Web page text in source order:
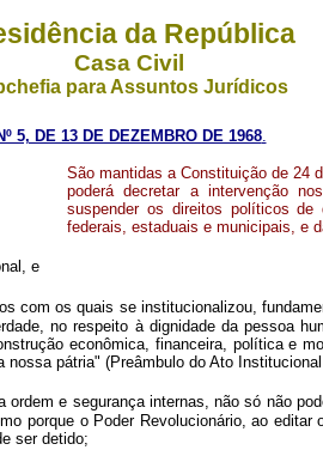
da República
Casa Civil
para Assuntos Jurídicos
5, DE 13 DE DEZEMBRO DE 1968.
São mantidas a Constituição de 24
poderá decretar a intervenção
suspender os direitos políticos
federais, estaduais e municipais, e
e
com os quais se institucionalizou,
no respeito à dignidade da pessoa
econômica, financeira, política e
pátria" (Preâmbulo do Ato
e segurança internas, não só não
porque o Poder Revolucionário, ao
ser detido;